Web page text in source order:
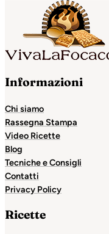
Informazioni
Chi siamo
Rassegna Stampa
Video Ricette
Blog
Tecniche e Consigli
Contatti
Privacy Policy
Ricette